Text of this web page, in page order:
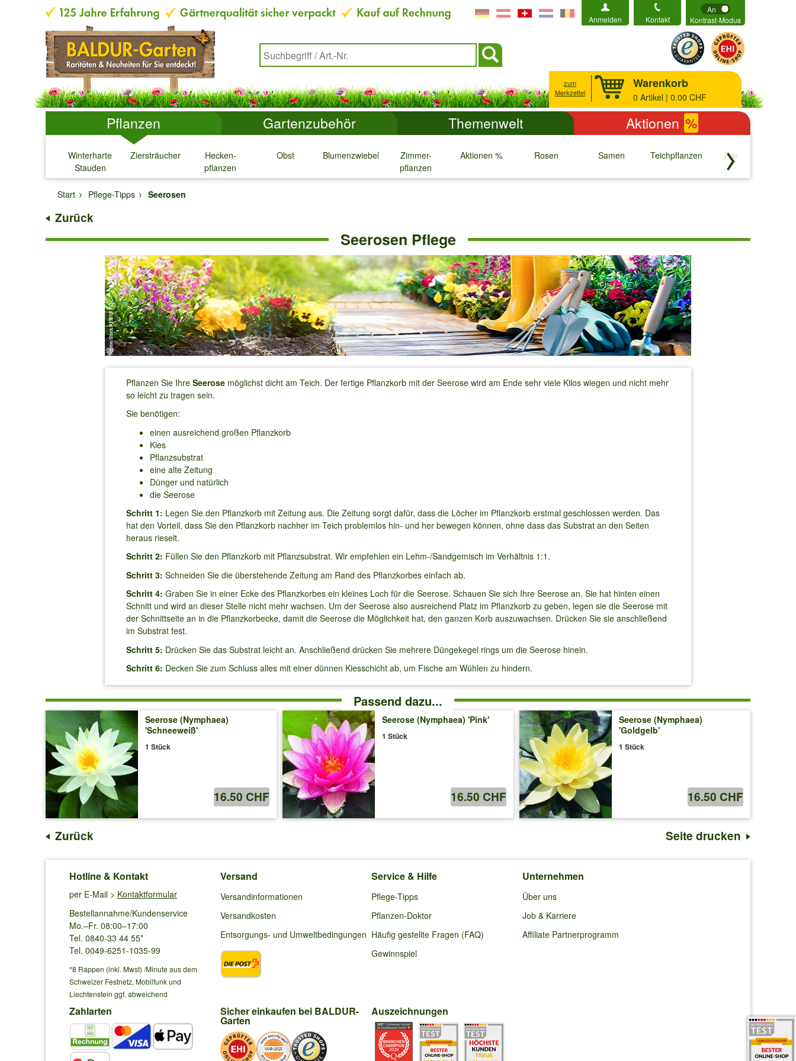
Anmelden Kontakt
An
Kontrast-Modus
zum
Merkzettel
Warenkorb
0 Artikel | 0.00 CHF
Pflanzen Gartenzubehör Themenwelt Aktionen %
Winterharte
Stauden
↓
Ziersträucher
↓
Hecken-
pflanzen
↓
Obst
↓
Blumenzwiebeln
↓
Zimmer-
pflanzen
↓
Aktionen %
↓
Rosen
↓
Samen
↓
Teichpflanzen
↓
Raritäten
↓
Start
Pflege-Tipps Seerosen
Zurück
Seerosen Pflege
Pflanzen Sie Ihre Seerose möglichst dicht am Teich. Der fertige Pflanzkorb mit der Seerose wird am Ende sehr viele Kilos wiegen und nicht mehr
so leicht zu tragen sein.
Sie benötigen:
einen ausreichend großen Pflanzkorb
Kies
Pflanzsubstrat
eine alte Zeitung
Dünger und natürlich
die Seerose
Schritt 1: Legen Sie den Pflanzkorb mit Zeitung aus. Die Zeitung sorgt dafür, dass die Löcher im Pflanzkorb erstmal geschlossen werden. Das
hat den Vorteil, dass Sie den Pflanzkorb nachher im Teich problemlos hin- und her bewegen können, ohne dass das Substrat an den Seiten
heraus rieselt.
Schritt 2: Füllen Sie den Pflanzkorb mit Pflanzsubstrat. Wir empfehlen ein Lehm-/Sandgemisch im Verhältnis 1:1.
Schritt 3: Schneiden Sie die überstehende Zeitung am Rand des Pflanzkorbes einfach ab.
Schritt 4: Graben Sie in einer Ecke des Pflanzkorbes ein kleines Loch für die Seerose. Schauen Sie sich Ihre Seerose an. Sie hat hinten einen
Schnitt und wird an dieser Stelle nicht mehr wachsen. Um der Seerose also ausreichend Platz im Pflanzkorb zu geben, legen sie die Seerose mit
der Schnittseite an in die Pflanzkorbecke, damit die Seerose die Möglichkeit hat, den ganzen Korb auszuwachsen. Drücken Sie sie anschließend
im Substrat fest.
Schritt 5: Drücken Sie das Substrat leicht an. Anschließend drücken Sie mehrere Düngekegel rings um die Seerose hinein.
Schritt 6: Decken Sie zum Schluss alles mit einer dünnen Kiesschicht ab, um Fische am Wühlen zu hindern.
Passend dazu...
Seerose (Nymphaea)
'Schneeweiß'
1 Stück
16.50 CHF
Seerose (Nymphaea) 'Pink'
1 Stück
16.50 CHF
Seerose (Nymphaea)
'Goldgelb'
1 Stück
16.50 CHF
Zurück Seite drucken
Hotline & Kontakt
per E-Mail > Kontaktformular
Bestellannahme/Kundenservice
Mo.–Fr. 08:00–17:00
Tel. 0840-33 44 55*
Tel. 0049-6251-1035-99
*8 Rappen (inkl. Mwst) /Minute aus dem
Schweizer Festnetz, Mobilfunk und
Liechtenstein ggf. abweichend
Versand
Versandinformationen
Versandkosten
Entsorgungs- und Umweltbedingungen
Service & Hilfe
Pflege-Tipps
Pflanzen-Doktor
Häufig gestellte Fragen (FAQ)
Gewinnspiel
Unternehmen
Über uns
Job & Karriere
Affiliate Partnerprogramm
Zahlarten Sicher einkaufen bei BALDUR-
Garten
Auszeichnungen